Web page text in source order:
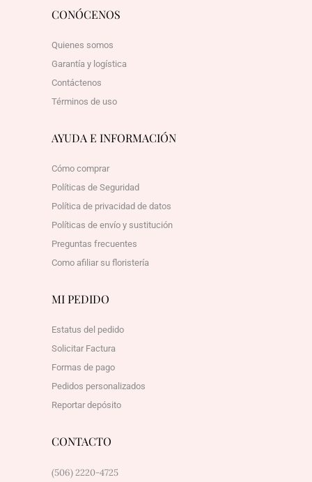
CONÓCENOS
Quienes somos
Garantía y logística
Contáctenos
Términos de uso
AYUDA E INFORMACIÓN
Cómo comprar
Políticas de Seguridad
Política de privacidad de datos
Políticas de envío y sustitución
Preguntas frecuentes
Como afiliar su floristería
MI PEDIDO
Estatus del pedido
Solicitar Factura
Formas de pago
Pedidos personalizados
Reportar depósito
CONTACTO
(506) 2220-4725